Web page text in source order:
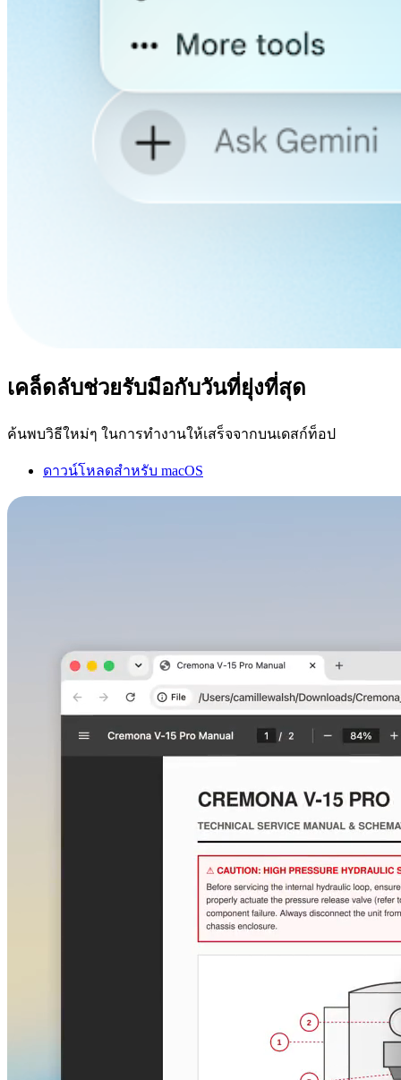
เคล็ดลับช่วยรับมือกับวันที่ยุ่งที่สุด
ค้นพบวิธีใหม่ๆ ในการทำงานให้เสร็จจากบนเดสก์ท็อป
ดาวน์โหลดสำหรับ macOS